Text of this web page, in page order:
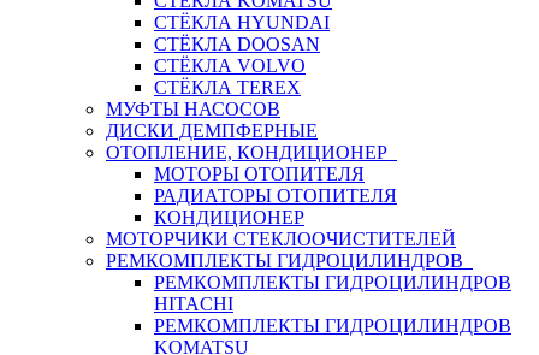
СТЁКЛА HYUNDAI
СТЁКЛА DOOSAN
СТЁКЛА VOLVO
СТЁКЛА TEREX
МУФТЫ НАСОСОВ
ДИСКИ ДЕМПФЕРНЫЕ
ОТОПЛЕНИЕ, КОНДИЦИОНЕР
МОТОРЫ ОТОПИТЕЛЯ
РАДИАТОРЫ ОТОПИТЕЛЯ
КОНДИЦИОНЕР
МОТОРЧИКИ СТЕКЛООЧИСТИТЕЛЕЙ
РЕМКОМПЛЕКТЫ ГИДРОЦИЛИНДРОВ
РЕМКОМПЛЕКТЫ ГИДРОЦИЛИНДРОВ
HITACHI
РЕМКОМПЛЕКТЫ ГИДРОЦИЛИНДРОВ
KOMATSU